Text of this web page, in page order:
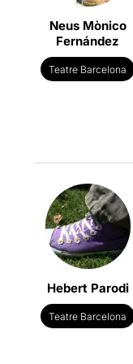
Neus Mònico
Fernández
Teatre Barcelona
Hebert Parodi
Teatre Barcelona